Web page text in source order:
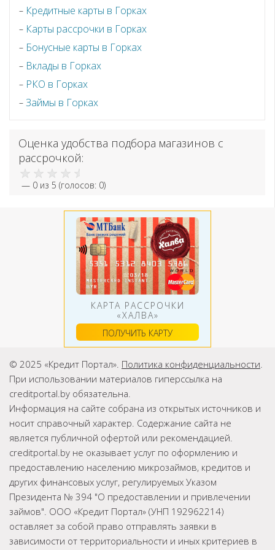
Кредитные карты в Горках
Карты рассрочки в Горках
Бонусные карты в Горках
Вклады в Горках
РКО в Горках
Займы в Горках
Оценка удобства подбора магазинов с
рассрочкой:
— 0 из 5 (голосов: 0)
КАРТА РАССРОЧКИ
«ХАЛВА»
ПОЛУЧИТЬ КАРТУ
© 2025 «Кредит Портал». Политика конфиденциальности
При использовании материалов гиперссылка на
creditportal.by обязательна.
Информация на сайте собрана из открытых источников и
носит справочный характер. Содержание сайта не
является публичной офертой или рекомендацией.
creditportal.by не оказывает услуг по оформлению и
предоставлению населению микрозаймов, кредитов и
других финансовых услуг, регулируемых Указом
Президента № 394 "О предоставлении и привлечении
займов". ООО «Кредит Портал» (УНП 192962214)
оставляет за собой право отправлять заявки в
зависимости от территориальности и иных критериев в